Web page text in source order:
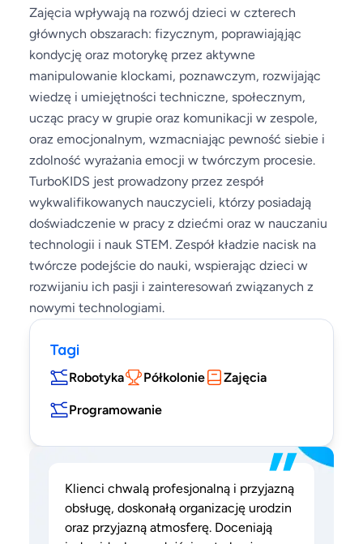
Zajęcia wpływają na rozwój dzieci w czterech
głównych obszarach: fizycznym, poprawiająjąc
kondycję oraz motorykę przez aktywne
manipulowanie klockami, poznawczym, rozwijając
wiedzę i umiejętności techniczne, społecznym,
ucząc pracy w grupie oraz komunikacji w zespole,
oraz emocjonalnym, wzmacniając pewność siebie i
zdolność wyrażania emocji w twórczym procesie.
TurboKIDS jest prowadzony przez zespół
wykwalifikowanych nauczycieli, którzy posiadają
doświadczenie w pracy z dziećmi oraz w nauczaniu
technologii i nauk STEM. Zespół kładzie nacisk na
twórcze podejście do nauki, wspierając dzieci w
rozwijaniu ich pasji i zainteresowań związanych z
nowymi technologiami.
Tagi
Robotyka Półkolonie Zajęcia
Programowanie
”
Klienci chwalą profesjonalną i przyjazną
obsługę, doskonałą organizację urodzin
oraz przyjazną atmosferę. Doceniają